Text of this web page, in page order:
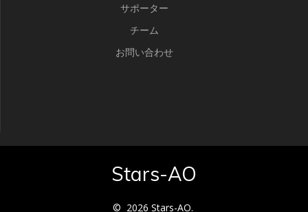
サポーター
チーム
お問い合わせ
Stars-AO
© 2026 Stars-AO.